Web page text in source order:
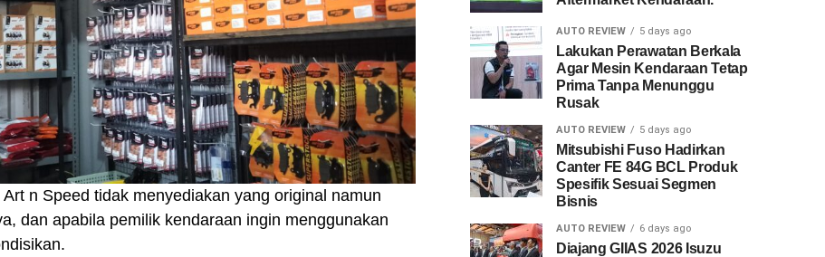
n Speed tidak menyediakan yang original namun
dan apabila pemilik kendaraan ingin menggunakan
AUTO REVIEW 5 days ago
Lakukan Perawatan Berkala
Agar Mesin Kendaraan Tetap
Prima Tanpa Menunggu
Rusak
AUTO REVIEW 5 days ago
Mitsubishi Fuso Hadirkan
Canter FE 84G BCL Produk
Spesifik Sesuai Segmen
Bisnis
AUTO REVIEW 6 days ago
Diajang GIIAS 2026 Isuzu